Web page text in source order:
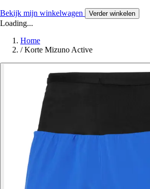
Bekijk mijn winkelwagen Verder winkelen
Loading...
Home
/ Korte Mizuno Active